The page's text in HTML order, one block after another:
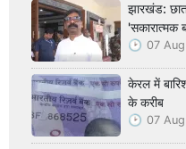
झारखंड:
'सकारात्मक
07
केरल में
के करीब
07